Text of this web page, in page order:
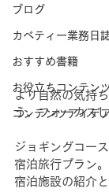
ブログ
カベティー業務日
おすすめ書籍
お役立ちコンテン
コンテンツアイデ
より自然の気持
う、フォーカス
ジョギングコー
宿泊旅行プラン。
宿泊施設の紹介